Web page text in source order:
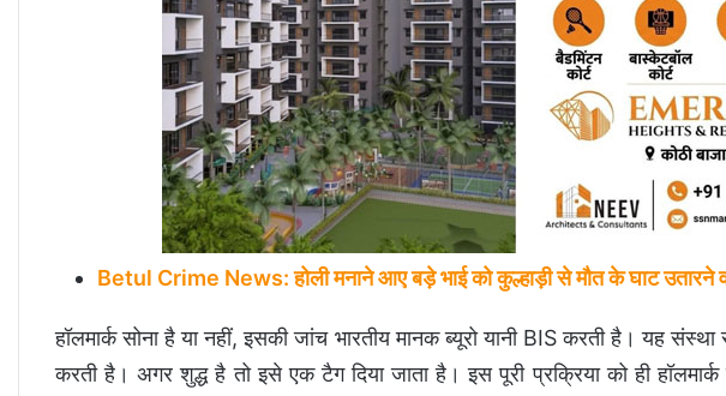
Betul Crime News: होली मनाने आए बड़े भाई को कुल्हाड़ी से मौत के घाट उतारने
हॉलमार्क सोना है या नहीं, इसकी जांच भारतीय मानक ब्यूरो यानी BIS करती है। यह
करती है। अगर शुद्ध है तो इसे एक टैग दिया जाता है। इस पूरी प्रक्रिया को ही